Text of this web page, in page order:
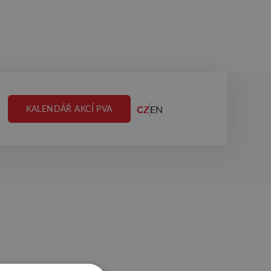
KALENDÁŘ AKCÍ PVA CZEN